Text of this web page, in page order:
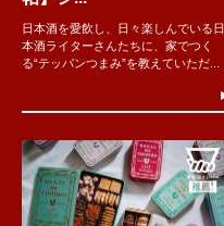
日本酒を愛飲し、日々楽しんでいる日
本酒ライターさんたちに、家でつく
る“テッパンつまみ”を教えていただ...